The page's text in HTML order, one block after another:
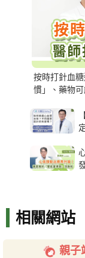
按時打針血
慣」、藥物
相關網站
親子